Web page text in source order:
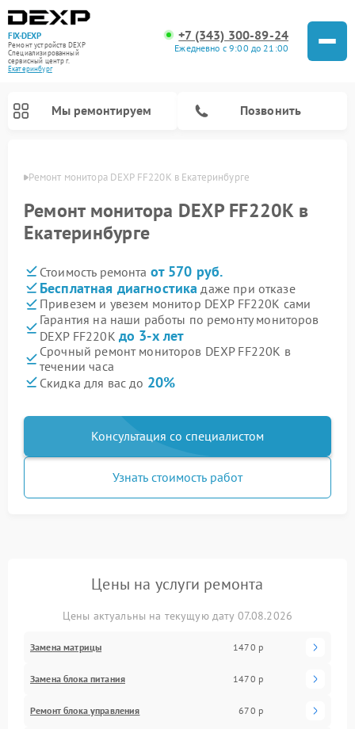
FIX-DEXP
Ремонт устройств DEXP
Специализированный
cервисный центр г.
Екатеринбург
+7 (343) 300-89-24
Ежедневно с 9:00 до 21:00
Мы ремонтируем Позвонить
Ремонт монитора DEXP FF220K в Екатеринбурге
Ремонт монитора DEXP FF220K в
Екатеринбурге
Стоимость ремонта от 570 руб.
Бесплатная диагностика даже при отказе
Привезем и увезем монитор DEXP FF220K сами
Гарантия на наши работы по ремонту мониторов
DEXP FF220K до 3-х лет
Срочный ремонт мониторов DEXP FF220K в
течении часа
Скидка для вас до 20%
Консультация со специалистом
Узнать стоимость работ
Цены на услуги ремонта
Цены актуальны на текущую дату 07.08.2026
Замена матрицы 1470 р
Замена блока питания 1470 р
Ремонт блока управления 670 р